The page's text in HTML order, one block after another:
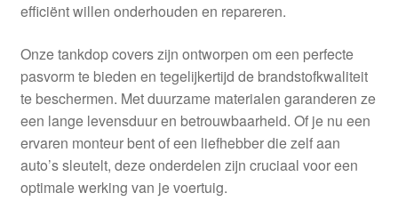
Klachtenprocedure
Levering
Mijn account
Over ons
efficiënt willen onderhouden en repareren.
Onze tankdop covers zijn ontworpen om een perfecte
pasvorm te bieden en tegelijkertijd de brandstofkwaliteit
te beschermen. Met duurzame materialen garanderen ze
een lange levensduur en betrouwbaarheid. Of je nu een
ervaren monteur bent of een liefhebber die zelf aan
auto’s sleutelt, deze onderdelen zijn cruciaal voor een
optimale werking van je voertuig.